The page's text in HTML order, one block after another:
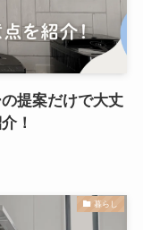
提案だけで大丈
！
暮らし